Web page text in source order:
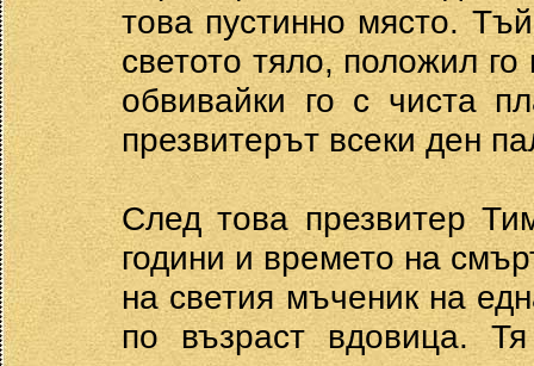
това пустинно място.
светото тяло, положил
обвивайки го с чиста
презвитерът всеки ден
След това презвитер
години и времето на
на светия мъченик на
по възраст вдовица.